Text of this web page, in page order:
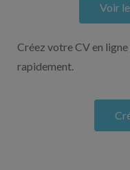
Voir
Créez votre CV en
rapidement.